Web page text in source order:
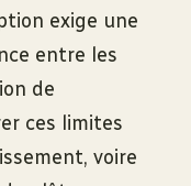
exige une
entre les
de
ces limites
voire